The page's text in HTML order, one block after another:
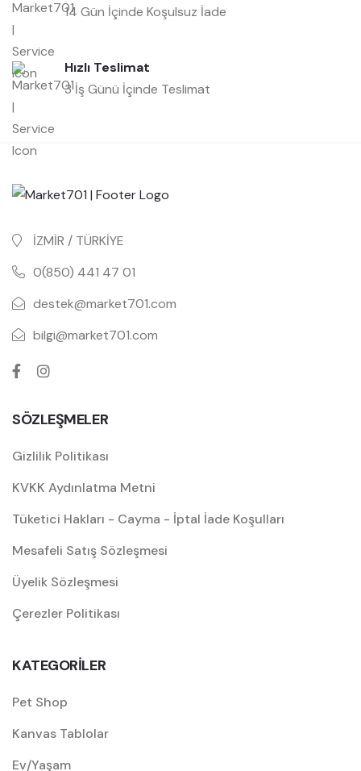
14 Gün İçinde Koşulsuz İade
Hızlı Teslimat
3 İş Günü İçinde Teslimat
İZMİR / TÜRKİYE
0(850) 441 47 01
destek@market701.com
bilgi@market701.com
SÖZLEŞMELER
Gizlilik Politikası
KVKK Aydınlatma Metni
Tüketici Hakları - Cayma - İptal İade Koşulları
Mesafeli Satış Sözleşmesi
Üyelik Sözleşmesi
Çerezler Politikası
KATEGORİLER
Pet Shop
Kanvas Tablolar
Ev/Yaşam